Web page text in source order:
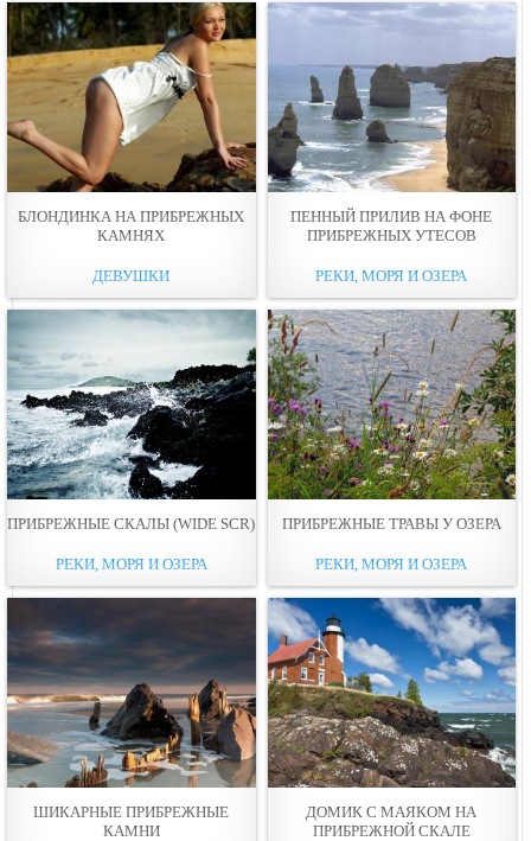
БЛОНДИНКА НА ПРИБРЕЖНЫХ
КАМНЯХ
ДЕВУШКИ
ПЕННЫЙ ПРИЛИВ НА ФОНЕ
ПРИБРЕЖНЫХ УТЕСОВ
РЕКИ, МОРЯ И ОЗЕРА
ПРИБРЕЖНЫЕ СКАЛЫ (WIDE SCR)
РЕКИ, МОРЯ И ОЗЕРА
ПРИБРЕЖНЫЕ ТРАВЫ У ОЗЕРА
РЕКИ, МОРЯ И ОЗЕРА
ШИКАРНЫЕ ПРИБРЕЖНЫЕ
КАМНИ
ДОМИК С МАЯКОМ НА
ПРИБРЕЖНОЙ СКAЛЕ